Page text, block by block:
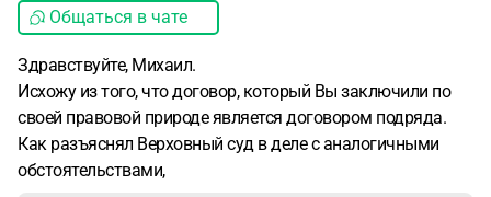
Общаться в чате
Здравствуйте, Михаил.
Исхожу из того, что договор, который Вы заключили по
своей правовой природе является договором подряда.
Как разъяснял Верховный суд в деле с аналогичными
обстоятельствами,